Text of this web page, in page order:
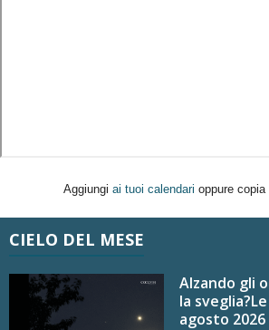
Aggiungi ai tuoi calendari oppure copia
CIELO DEL MESE
Alzando gli
la
agosto 2026